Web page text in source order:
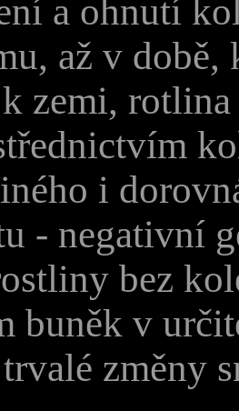
a ohnutí
až v době,
zemi,
i
- negativní
bez
buněk v
změny